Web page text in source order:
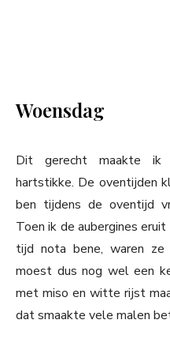
Woensdag
Dit gerecht maakte ik
hartstikke. De oventijden
ben tijdens de oventijd
Toen ik de aubergines
tijd nota bene, waren ze
moest dus nog wel een
met miso en witte rijst
dat smaakte vele malen